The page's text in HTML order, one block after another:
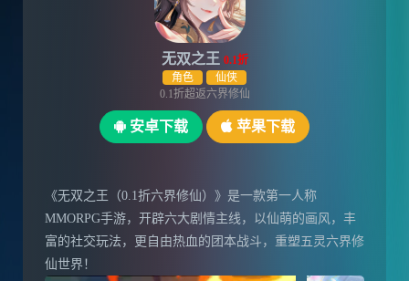
无双之王 0.1折
角色
仙侠
0.1折超返六界修仙
安卓下载 苹果下载
《无双之王（0.1折六界修仙）》是一款第一人称
MMORPG手游，开辟六大剧情主线，以仙萌的画风，丰
富的社交玩法，更自由热血的团本战斗，重塑五灵六界修
仙世界！